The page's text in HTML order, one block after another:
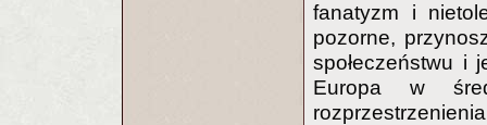
fanatyzm i
pozorne,
społeczeństwu i
Europa w